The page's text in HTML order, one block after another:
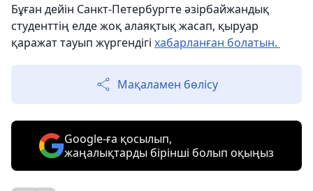
Бұған дейін Санкт-Петербургте әзірбайжандық
студенттің елде жоқ алаяқтық жасап, қыруар
қаражат тауып жүргендігі хабарланған болатын.
Мақаламен бөлісу
Google-ға қосылып,
жаңалықтарды бірінші болып оқыңыз